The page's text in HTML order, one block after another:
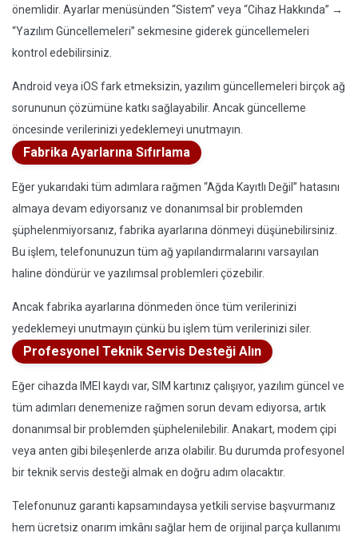
önemlidir. Ayarlar menüsünden “Sistem” veya “Cihaz Hakkında” →
“Yazılım Güncellemeleri” sekmesine giderek güncellemeleri
kontrol edebilirsiniz.
Android veya iOS fark etmeksizin, yazılım güncellemeleri birçok ağ
sorununun çözümüne katkı sağlayabilir. Ancak güncelleme
öncesinde verilerinizi yedeklemeyi unutmayın.
Fabrika Ayarlarına Sıfırlama
Eğer yukarıdaki tüm adımlara rağmen “Ağda Kayıtlı Değil” hatasını
almaya devam ediyorsanız ve donanımsal bir problemden
şüphelenmiyorsanız, fabrika ayarlarına dönmeyi düşünebilirsiniz.
Bu işlem, telefonunuzun tüm ağ yapılandırmalarını varsayılan
haline döndürür ve yazılımsal problemleri çözebilir.
Ancak fabrika ayarlarına dönmeden önce tüm verilerinizi
yedeklemeyi unutmayın çünkü bu işlem tüm verilerinizi siler.
Profesyonel Teknik Servis Desteği Alın
Eğer cihazda IMEI kaydı var, SIM kartınız çalışıyor, yazılım güncel ve
tüm adımları denemenize rağmen sorun devam ediyorsa, artık
donanımsal bir problemden şüphelenilebilir. Anakart, modem çipi
veya anten gibi bileşenlerde arıza olabilir. Bu durumda profesyonel
bir teknik servis desteği almak en doğru adım olacaktır.
Telefonunuz garanti kapsamındaysa yetkili servise başvurmanız
hem ücretsiz onarım imkânı sağlar hem de orijinal parça kullanımı